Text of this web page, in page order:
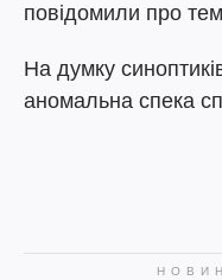
повідомили про
На думку
аномальна спека